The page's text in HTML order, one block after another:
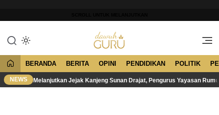
konten
Dawuh Guru
Merawat Tradisi, Membangun
BERANDA BERITA OPINI PENDIDIKAN POLITIK
NEWS Melanjutkan Jejak Kanjeng Sunan Drajat, Pengurus Yayasan